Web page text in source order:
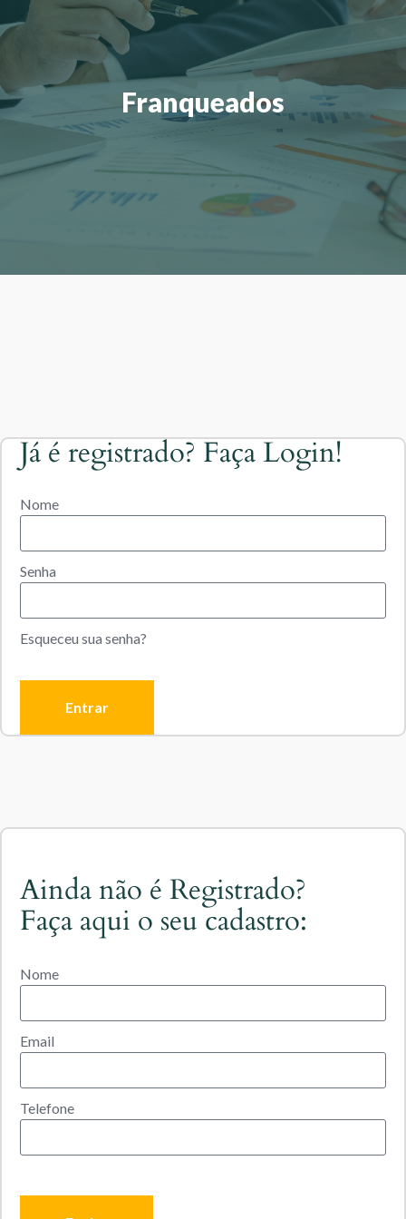
Franqueados
Já é registrado? Faça Login!
Nome
Senha
Esqueceu sua senha?
Entrar
Ainda não é Registrado?
Faça aqui o seu cadastro:
Nome
Email
Telefone